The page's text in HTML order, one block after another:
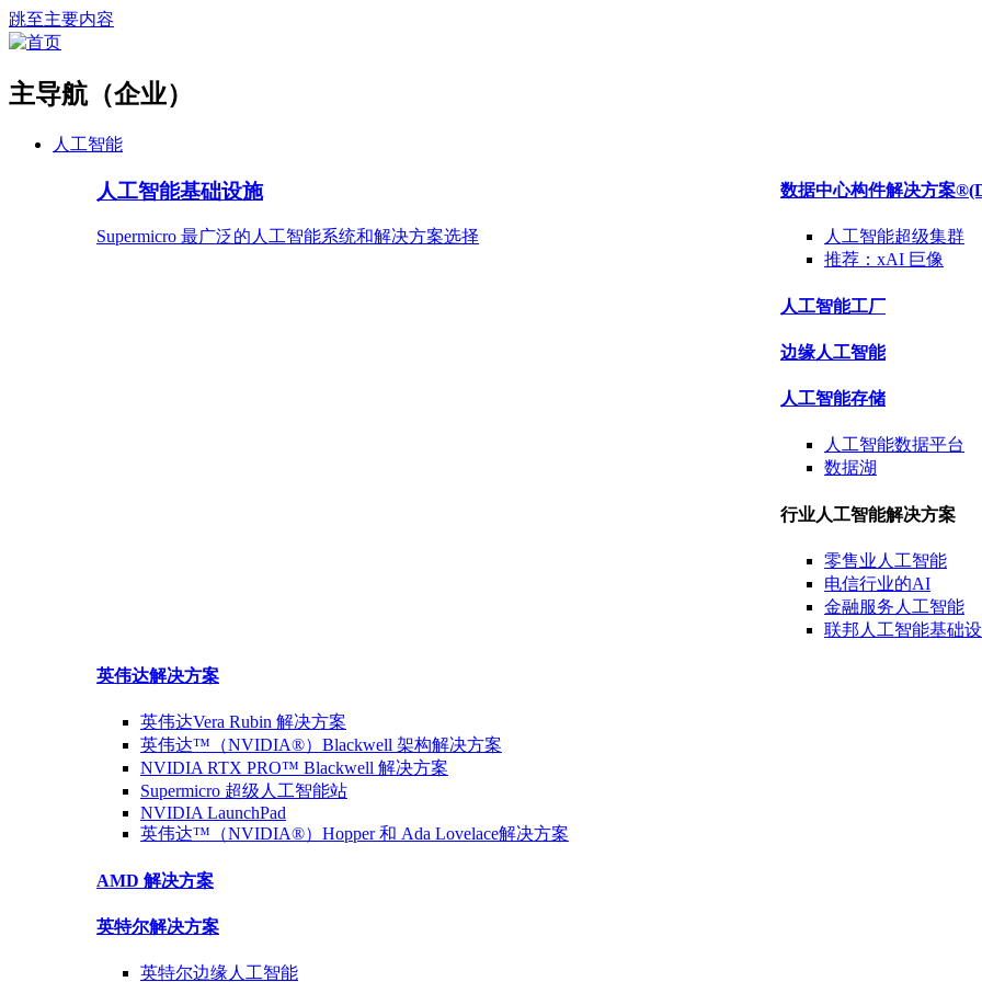
跳至主要内容
主导航（企业）
人工智能
人工智能基础设施
Supermicro 最广泛的人工智能系统和解决方案选择
数据中心构件解决方案®
人工智能超级集群
推荐： xAI 巨像
人工智能工厂
边缘人工智能
人工智能存储
人工智能数据平台
数据湖
行业人工智能解决方案
零售业 人工智能
电信行业的AI
金融服务 人工智能
联邦人工智能基础
英伟达解决方案
英伟达Vera Rubin 解决方案
英伟达™（NVIDIA®）Blackwell 架构解决方案
NVIDIA RTX PRO™ Blackwell 解决方案
Supermicro 超级人工智能站
NVIDIALaunchPad
英伟达™（NVIDIA®）Hopper 和 Ada Lovelace解决方案
AMD 解决方案
英特尔解决方案
英特尔边缘人工智能